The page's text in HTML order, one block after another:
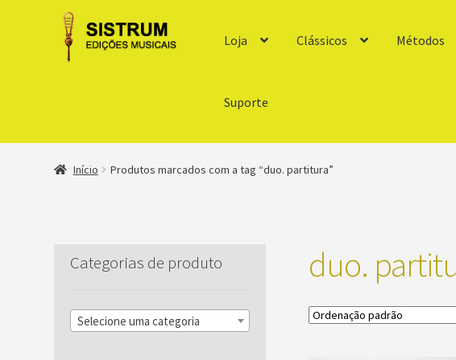
Loja Clássicos Métodos
Suporte
Início Produtos marcados com a tag “duo. partitura”
duo.
Categorias de produto
Selecione uma categoria